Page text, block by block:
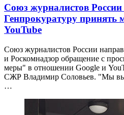
Союз журналистов
Генпрокуратуру принять
YouTube
Союз журналистов России
и Роскомнадзор обращение с
меры" в отношении Google и
СЖР Владимир Соловьев. "Мы
…